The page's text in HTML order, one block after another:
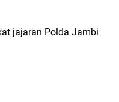
jajaran Polda Jambi